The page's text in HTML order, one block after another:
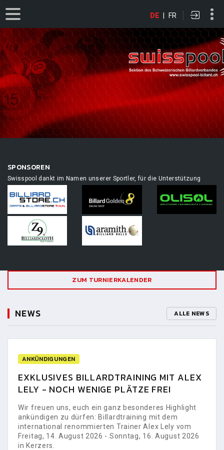
DE | FR
SPONSOREN
Swisspool dankt im Namen unserer Sportler, für die Unterstützung
ZUM TURNIERKALENDER
NEWS ALLE NEWS
ANKÜNDIGUNGEN
EXKLUSIVES BILLARDTRAINING MIT ALEX
LELY - NOCH WENIGE PLÄTZE FREI
Wir freuen uns, euch ein ganz besonderes Highlight
ankündigen zu dürfen: Billardtraining mit dem
international renommierten Trainer Alex Lely vom
Freitag, 14. August 2026 - Sonntag, 16. August 2026
in Kerzers.